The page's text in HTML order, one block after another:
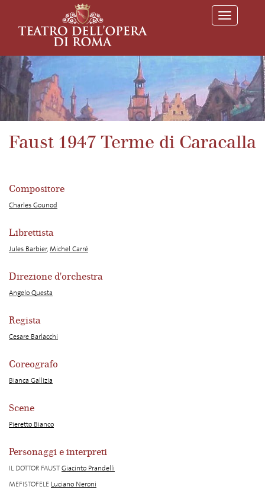
T
o
l
e
a
v
g
i
Faust 1947 Terme di Caracalla
Compositore
Charles Gounod
Librettista
Jules Barbier,Michel Carré
Direzione d'orchestra
Angelo Questa
Regista
Cesare Barlacchi
Coreografo
Bianca Gallizia
Scene
Pieretto Bianco
Personaggi e interpreti
IL DOTTOR FAUSTGiacinto Prandelli
MEFISTOFELE Luciano Neroni